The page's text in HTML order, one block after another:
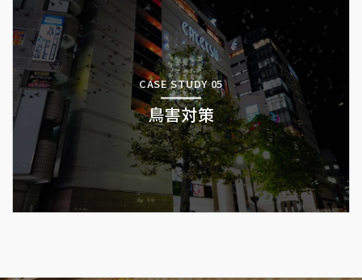
CASE STUDY 05
鳥害対策